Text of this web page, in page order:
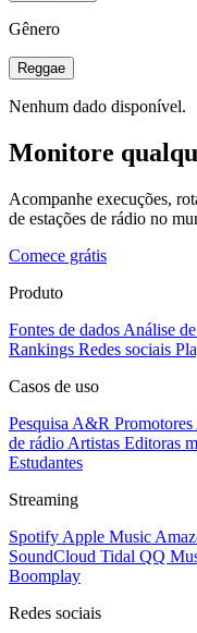
Gênero
Reggae
Nenhum dado disponível.
Monitore
Acompanhe execuções,
de estações de rádio no
Comece grátis
Produto
Fontes de dados Análise
Rankings Redes sociais
Casos de uso
Pesquisa A&R Promotores
de rádio Artistas Editoras
Estudantes
Streaming
Spotify Apple Music
SoundCloud Tidal QQ
Boomplay
Redes sociais